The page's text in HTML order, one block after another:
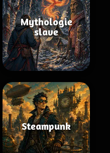
Mythologie
slave
Steampunk